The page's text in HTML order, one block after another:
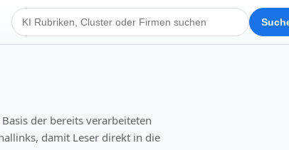
KI Suche
der bereits verarbeiteten
damit Leser direkt in die